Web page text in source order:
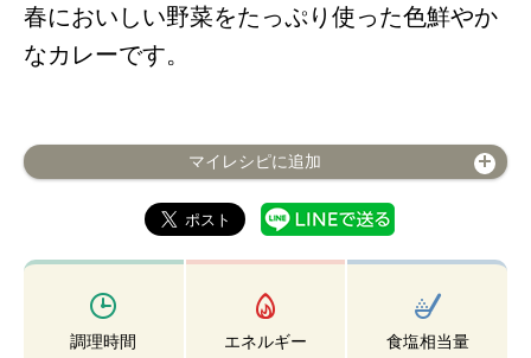
春においしい野菜をたっぷり使った色鮮やか
なカレーです。
マイレシピに追加
調理時間 エネルギー 食塩相当量